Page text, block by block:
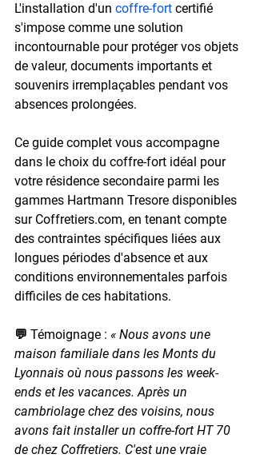
L'installation d'un coffre-fort certifié
s'impose comme une solution
incontournable pour protéger vos objets
de valeur, documents importants et
souvenirs irremplaçables pendant vos
absences prolongées.
Ce guide complet vous accompagne
dans le choix du coffre-fort idéal pour
votre résidence secondaire parmi les
gammes Hartmann Tresore disponibles
sur Coffretiers.com, en tenant compte
des contraintes spécifiques liées aux
longues périodes d'absence et aux
conditions environnementales parfois
difficiles de ces habitations.
💬 Témoignage : « Nous avons une
maison familiale dans les Monts du
Lyonnais où nous passons les week-
ends et les vacances. Après un
cambriolage chez des voisins, nous
avons fait installer un coffre-fort HT 70
de chez Coffretiers. C'est une vraie